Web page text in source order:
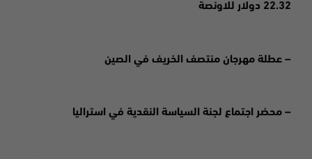
22.32 دولار للاونصة
– عطلة مهرجان منتصف الخريف في الصين
– محضر اجتماع لجنة السياسة النقدية في استراليا